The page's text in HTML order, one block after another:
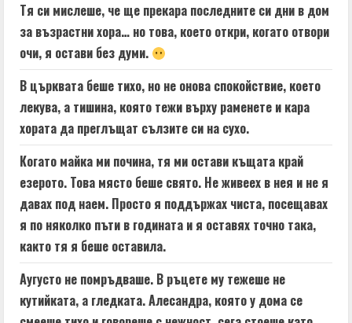
Тя си мислеше, че ще прекара последните си дни в дом
за възрастни хора… но това, което откри, когато отвори
очи, я остави без думи.
В църквата беше тихо, но не онова спокойствие, което
лекува, а тишина, която тежи върху раменете и кара
хората да преглъщат сълзите си на сухо.
Когато майка ми почина, тя ми остави къщата край
езерото. Това място беше свято. Не живеех в нея и не я
давах под наем. Просто я поддържах чиста, посещавах
я по няколко пъти в годината и я оставях точно така,
както тя я беше оставила.
Аугусто не помръдваше. В ръцете му тежеше не
кутийката, а гледката. Алесандра, която у дома се